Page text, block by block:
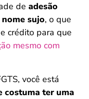
de adesão
sujo, o que
crédito para que
mesmo com
você está
costuma ter uma